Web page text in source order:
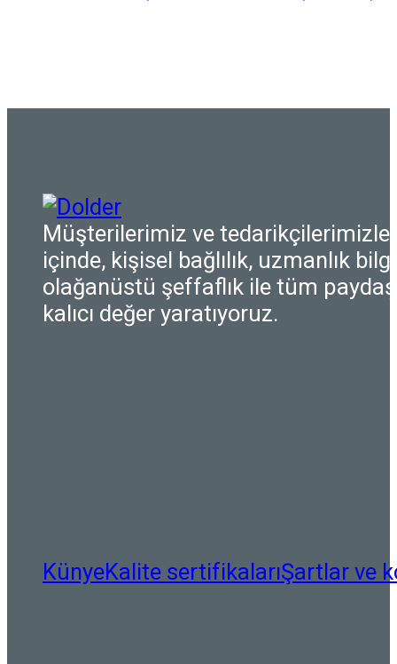
Müşterilerimiz ve tedarikçilerimizle
içinde, kişisel bağlılık, uzmanlık
olağanüstü şeffaflık ile tüm
kalıcı değer yaratıyoruz.
KünyeKalite sertifikalarıŞartlar ve